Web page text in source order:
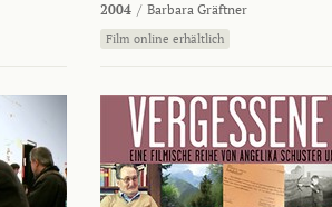
2004 / Barbara Gräftner
Film online erhältlich